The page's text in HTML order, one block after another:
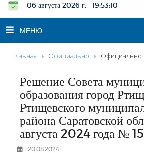
06 августа 2026 г. 19:53:11
МЕНЮ
ОФИЦИАЛЬНО
К СВЕДЕНИЮ
КОНКУРСЫ
ФОТОРЕПОРТАЖИ
РЕКЛАМОДАТЕЛЯМ
Главная Официально Официально
Решение Совета
образования город
Ртищевского
района Саратовской
августа 2024 года №
20.08.2024